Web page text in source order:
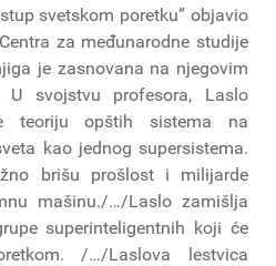
svetskom poretku” objavio
za međunarodne studije
je zasnovana na njegovim
U svojstvu profesora, Laslo
teoriju opštih sistema na
kao jednog supersistema.
brišu prošlost i milijarde
mašinu./…/Laslo zamišlja
superinteligentnih koji će
/…/Laslova lestvica